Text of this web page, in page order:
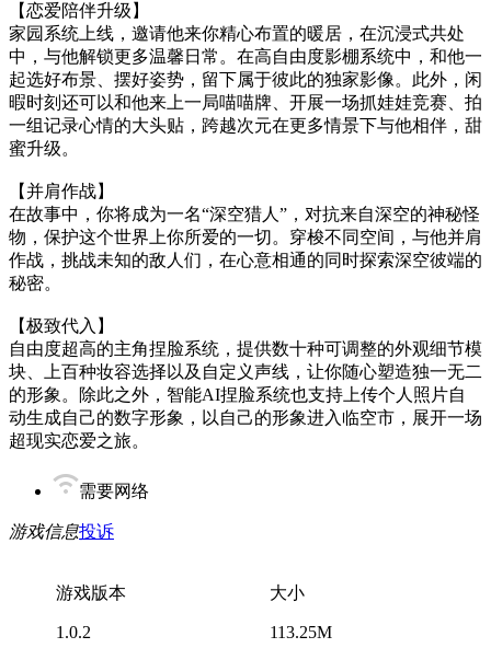
【恋爱陪伴升级】
家园系统上线，邀请他来你精心布置的暖居，在沉浸式共处
中，与他解锁更多温馨日常。在高自由度影棚系统中，和他一
起选好布景、摆好姿势，留下属于彼此的独家影像。此外，闲
暇时刻还可以和他来上一局喵喵牌、开展一场抓娃娃竞赛、拍
一组记录心情的大头贴，跨越次元在更多情景下与他相伴，甜
蜜升级。
【并肩作战】
在故事中，你将成为一名“深空猎人”，对抗来自深空的神秘怪
物，保护这个世界上你所爱的一切。穿梭不同空间，与他并肩
作战，挑战未知的敌人们，在心意相通的同时探索深空彼端的
秘密。
【极致代入】
自由度超高的主角捏脸系统，提供数十种可调整的外观细节模
块、上百种妆容选择以及自定义声线，让你随心塑造独一无二
的形象。除此之外，智能AI捏脸系统也支持上传个人照片自
动生成自己的数字形象，以自己的形象进入临空市，展开一场
超现实恋爱之旅。
需要网络
游戏信息投诉
游戏版本
1.0.2
大小
113.25M